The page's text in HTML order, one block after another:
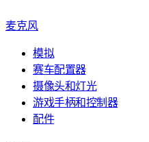
麦克风
模拟
赛车配置器
摄像头和灯光
游戏手柄和控制器
配件